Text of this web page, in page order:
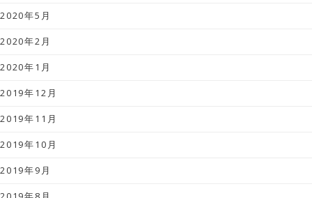
2020年5月
2020年2月
2020年1月
2019年12月
2019年11月
2019年10月
2019年9月